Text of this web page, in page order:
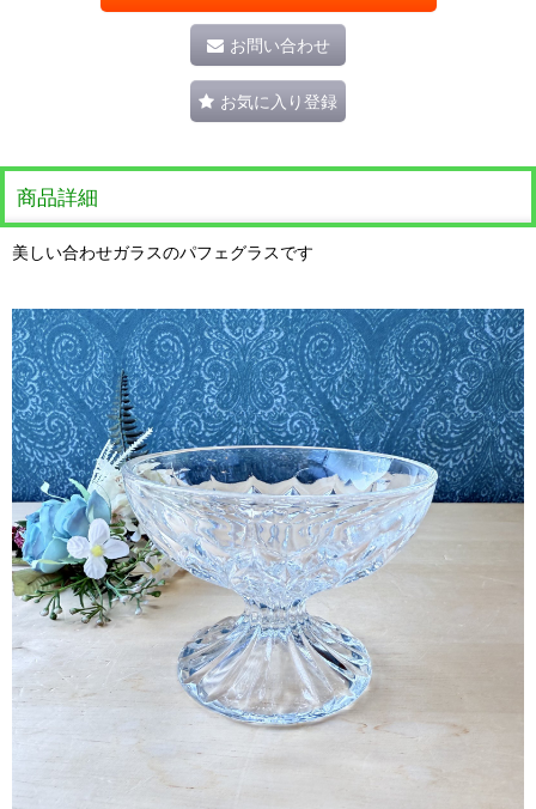
お問い合わせ
お気に入り登録
商品詳細
美しい合わせガラスのパフェグラスです